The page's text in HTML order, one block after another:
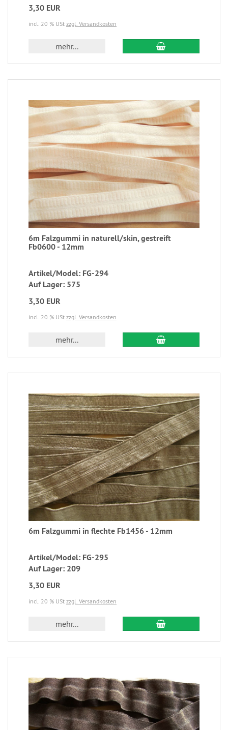
3,30 EUR
incl. 20 % USt zzgl. Versandkosten
mehr...
6m Falzgummi in naturell/skin, gestreift
Fb0600 - 12mm
Artikel/Model: FG-294
Auf Lager: 575
3,30 EUR
incl. 20 % USt zzgl. Versandkosten
mehr...
6m Falzgummi in flechte Fb1456 - 12mm
Artikel/Model: FG-295
Auf Lager: 209
3,30 EUR
incl. 20 % USt zzgl. Versandkosten
mehr...